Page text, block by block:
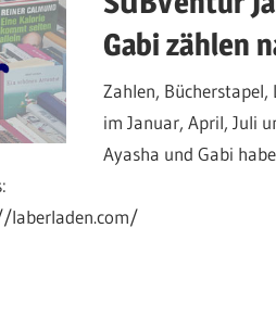
Gabi zählen
Zahlen,
im Januar, April, Juli
Ayasha und Gabi
laberladen.com/